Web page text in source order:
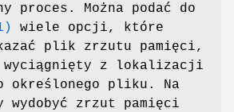
proces. Można podać do
wiele opcji, które
plik zrzutu pamięci,
wyciągnięty z lokalizacji
określonego pliku. Na
wydobyć zrzut pamięci